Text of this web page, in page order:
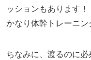
ッションもあります！
かなり体幹トレーニン
ちなみに、渡るのに